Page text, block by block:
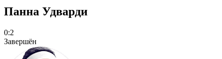
Панна Удварди
0:2
Завершён